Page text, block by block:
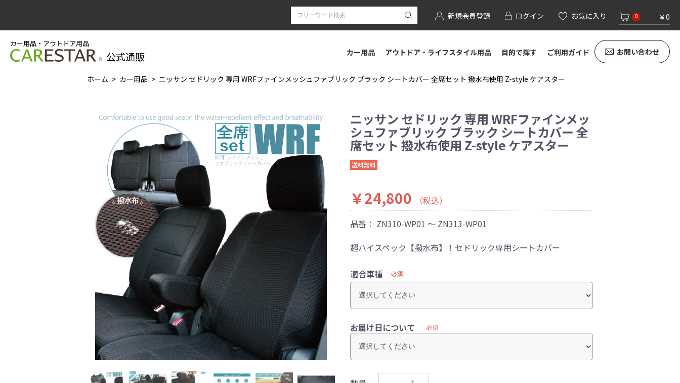
新規会員登録 ログイン お気に入り 0 ￥0
カー用品・アウトドア用品
公式通販 カー用品 アウトドア・ライフスタイル用品 目的で探す ご利用ガイド お問い合わせ
ホーム カー用品 ニッサン セドリック 専用 WRFファインメッシュファブリック ブラック シートカバー 全席セット 撥水布使用 Z-style ケアスター
ニッサン セドリック 専用 WRFファインメッ
シュファブリック ブラック シートカバー 全
席セット 撥水布使用 Z-style ケアスター
送料無料
￥24,800
（税込）
品番： ZN310-WP01 ～ ZN313-WP01
超ハイスペック【撥水布】！セドリック専用シートカバー
適合車種 必須
お届け日について 必須